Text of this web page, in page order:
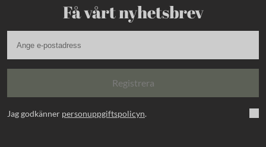
Få vårt nyhetsbrev
Registrera
Jag godkänner personuppgiftspolicyn.